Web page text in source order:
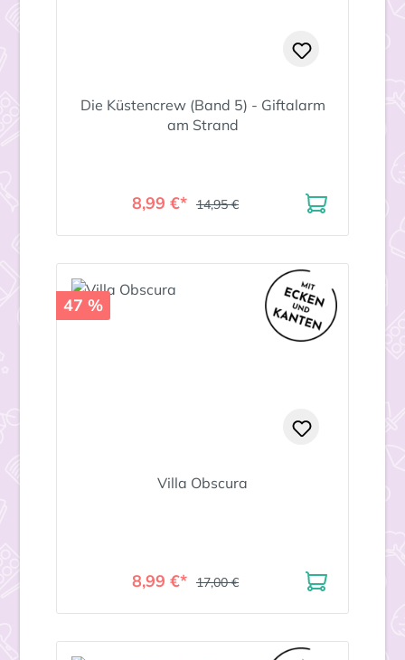
Die Küstencrew (Band 5) - Giftalarm
am Strand
8,99 €* 14,95 €
47 %
Villa Obscura
8,99 €* 17,00 €